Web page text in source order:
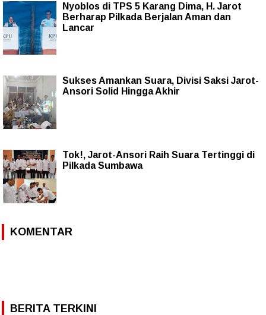
Nyoblos di TPS 5 Karang Dima, H. Jarot
Berharap Pilkada Berjalan Aman dan
Lancar
Sukses Amankan Suara, Divisi Saksi Jarot-
Ansori Solid Hingga Akhir
Tok!, Jarot-Ansori Raih Suara Tertinggi di
Pilkada Sumbawa
KOMENTAR
BERITA TERKINI